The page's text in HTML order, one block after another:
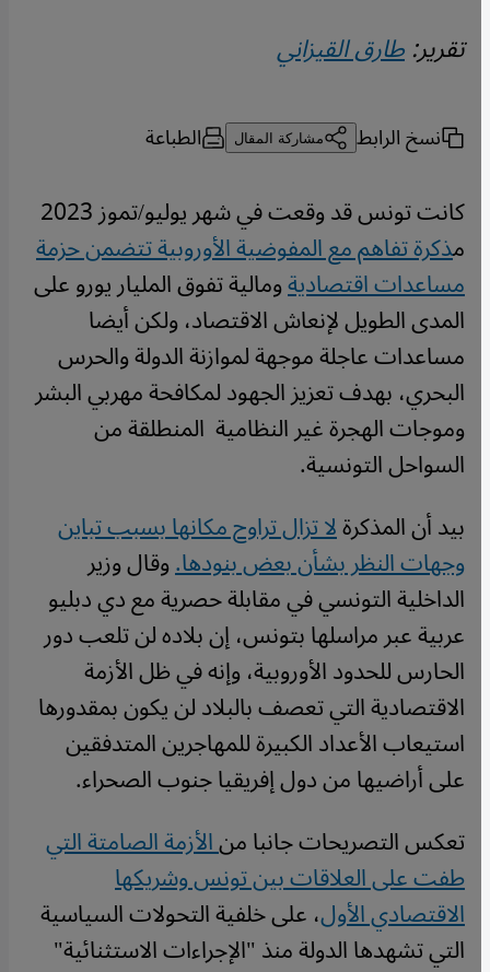
تقرير:طارق القيزاني
نسخ الرابط مشاركة المقال الطباعة
كانت تونس قد وقعت في شهر يوليو/تموز 2023
مذكرة تفاهم مع المفوضية الأوروبية تتضمن حزمة
مساعدات اقتصاديةومالية تفوق المليار يورو على
المدى الطويل لإنعاش الاقتصاد، ولكن أيضا
مساعدات عاجلة موجهة لموازنة الدولة والحرس
البحري، بهدف تعزيز الجهود لمكافحة مهربي البشر
وموجات الهجرة غير النظامية المنطلقة من
السواحل التونسية.
بيد أن المذكرةلا تزال تراوح مكانها بسبب تباين
وجهات النظر بشأن بعض بنودها.وقال وزير
الداخلية التونسي في مقابلة حصرية مع دي دبليو
عربية عبر مراسلها بتونس، إن بلاده لن تلعب دور
الحارس للحدود الأوروبية، وإنه في ظل الأزمة
الاقتصادية التي تعصف بالبلاد لن يكون بمقدورها
استيعاب الأعداد الكبيرة للمهاجرين المتدفقين
على أراضيها من دول إفريقيا جنوب الصحراء.
تعكس التصريحات جانبا منالأزمة الصامتة التي
طفت على العلاقات بين تونس وشريكها
الاقتصادي الأول، على خلفية التحولات السياسية
التي تشهدها الدولة منذ "الإجراءات الاستثنائية"